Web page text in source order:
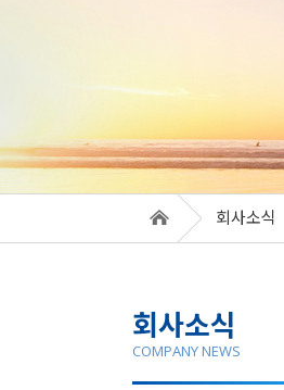
회사소식
COMPANY NEWS
회사소식